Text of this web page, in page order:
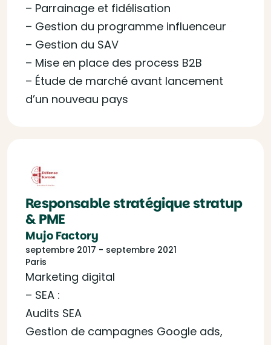
– Parrainage et fidélisation
– Gestion du programme influenceur
– Gestion du SAV
– Mise en place des process B2B
– Étude de marché avant lancement
d’un nouveau pays
Responsable stratégique stratup
& PME
Mujo Factory
septembre 2017 - septembre 2021
Paris
Marketing digital
– SEA :
Audits SEA
Gestion de campagnes Google ads,